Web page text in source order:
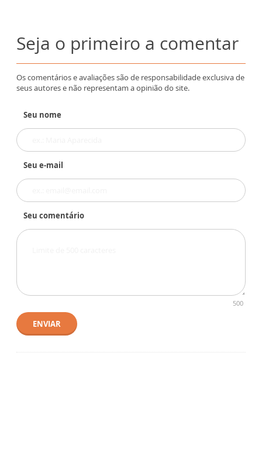
Seja o primeiro a comentar
Os comentários e avaliações são de responsabilidade exclusiva de
seus autores e não representam a opinião do site.
Seu nome
Seu e-mail
Seu comentário
500
ENVIAR